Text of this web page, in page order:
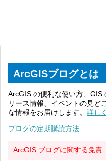
ArcGISブログとは
ArcGIS の便利な使い方、GIS
リース情報、イベントの見ど
な情報をお届けします。 詳しく
ブログの定期購読方法
ArcGIS ブログに関する免責